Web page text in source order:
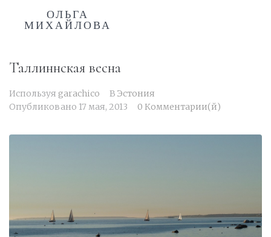
ОЛЬГА
МИХАЙЛОВА
Таллиннская весна
Используя garachico В Эстония
Опубликовано 17 мая, 2013 0 Комментарии(й)